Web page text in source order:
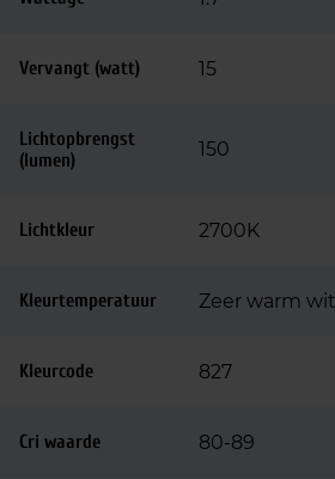
Vervangt (watt) 15
Lichtopbrengst
(lumen)
150
Lichtkleur 2700K
Kleurtemperatuur Zeer warm wit
Kleurcode 827
Cri waarde 80-89